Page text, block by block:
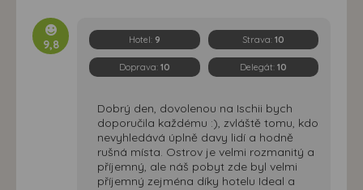
9,8 Hotel: 9 Strava: 10
Doprava: 10 Delegát: 10
Dobrý den, dovolenou na Ischii bych
doporučila každému :), zvláště tomu, kdo
nevyhledává úplně davy lidí a hodně
rušná místa. Ostrov je velmi rozmanitý a
příjemný, ale náš pobyt zde byl velmi
příjemný zejména díky hotelu Ideal a